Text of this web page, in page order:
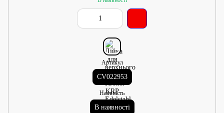
Артикул
CV022953
Наявність
В наявності